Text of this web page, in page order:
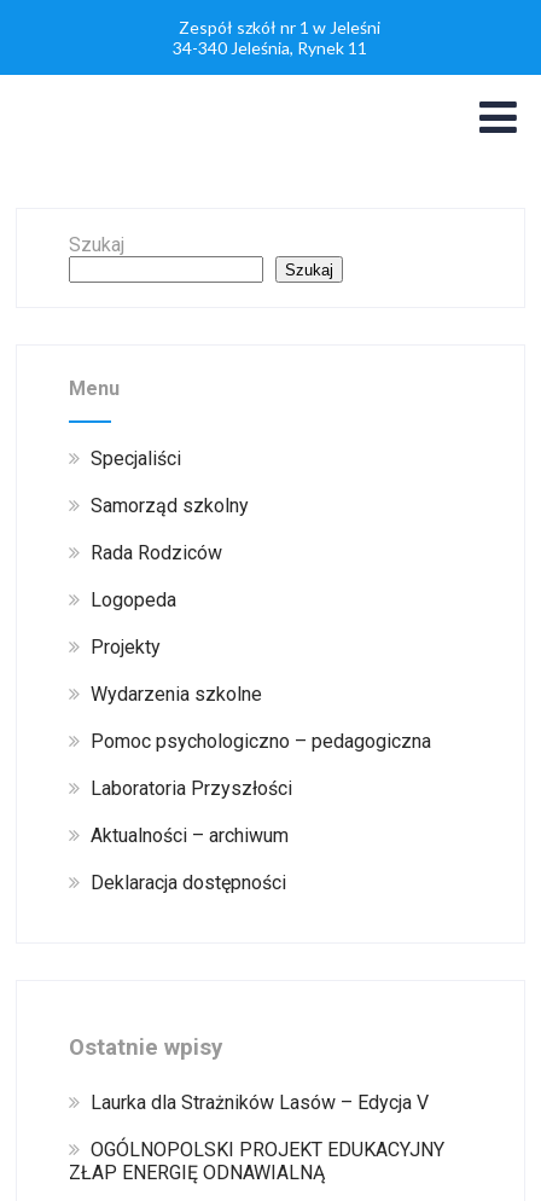
Zespół szkół nr 1 w Jeleśni
34-340 Jeleśnia, Rynek 11
Szukaj
Szukaj
Menu
Specjaliści
Samorząd szkolny
Rada Rodziców
Logopeda
Projekty
Wydarzenia szkolne
Pomoc psychologiczno – pedagogiczna
Laboratoria Przyszłości
Aktualności – archiwum
Deklaracja dostępności
Ostatnie wpisy
Laurka dla Strażników Lasów – Edycja V
OGÓLNOPOLSKI PROJEKT EDUKACYJNY
ZŁAP ENERGIĘ ODNAWIALNĄ